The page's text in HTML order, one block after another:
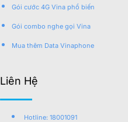
Gói cước 4G Vina phổ biến
Gói combo nghe gọi Vina
Mua thêm Data Vinaphone
Liên Hệ
Hotline: 18001091